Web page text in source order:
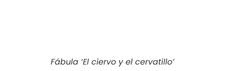
Fábula ‘El ciervo y el cervatillo’